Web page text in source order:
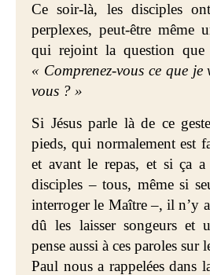
Ce soir-là, les disciples
perplexes, peut-être même
qui rejoint la question que
« Comprenez-vous ce que
vous ? »
Si Jésus parle là de ce
pieds, qui normalement est
et avant le repas, et si ça a
disciples – tous, même si
interroger le Maître –, il n’y
dû les laisser songeurs et
pense aussi à ces paroles sur
Paul nous a rappelées dans